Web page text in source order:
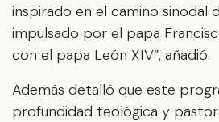
inspirado en el camino sinodal
impulsado por el papa
con el papa León XIV”, añadió.
Además detalló que este
profundidad teológica y